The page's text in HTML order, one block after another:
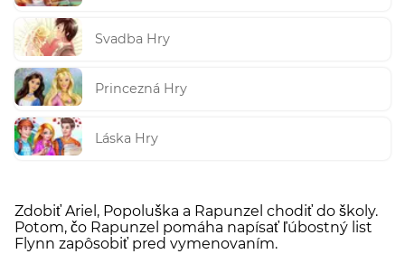
Svadba Hry
Princezná Hry
Láska Hry
Zdobiť Ariel, Popoluška a Rapunzel chodiť do školy.
Potom, čo Rapunzel pomáha napísať ľúbostný list
Flynn zapôsobiť pred vymenovaním.